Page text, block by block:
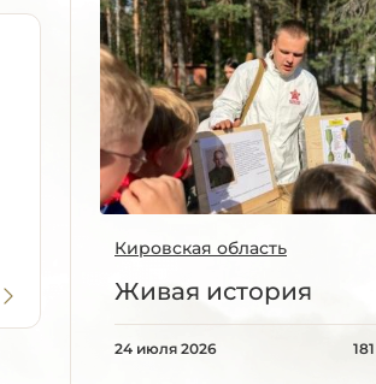
Кировская область
Живая история
24 июля 2026 181